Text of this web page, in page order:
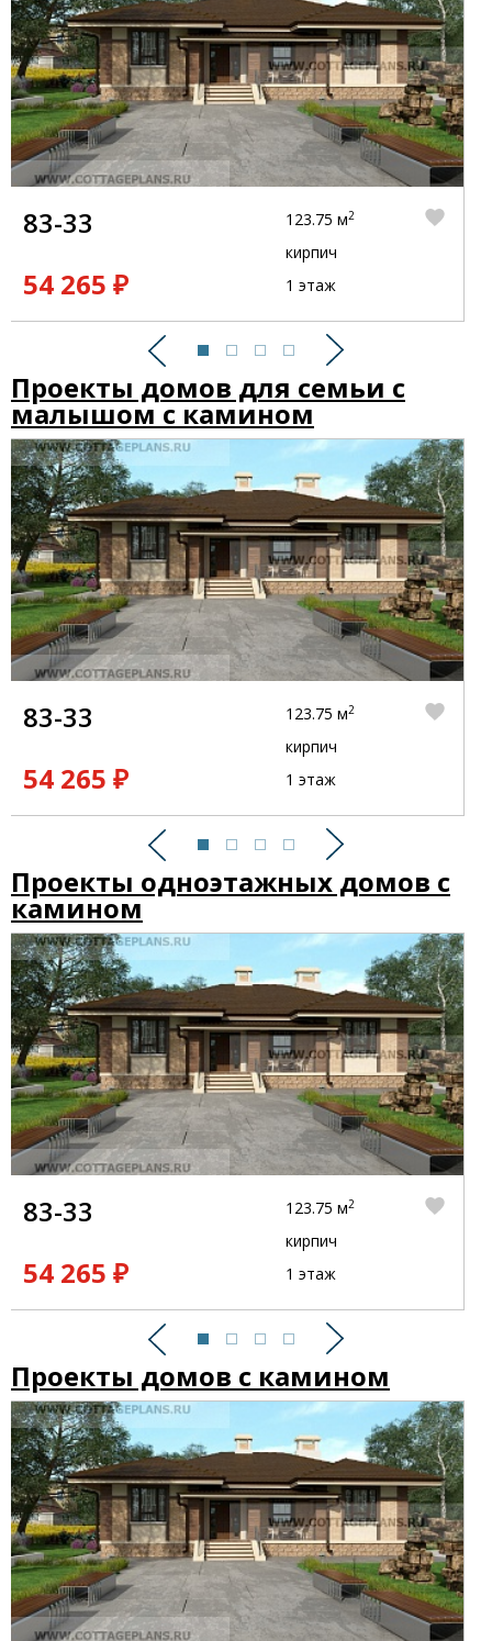
Предыдущий Следующий
83-33
54 265 ₽
123.75 м2
кирпич
1 этаж
Проекты домов для семьи с
малышом с камином
Предыдущий Следующий
83-33
54 265 ₽
123.75 м2
кирпич
1 этаж
Проекты одноэтажных домов с
камином
Предыдущий Следующий
83-33
54 265 ₽
123.75 м2
кирпич
1 этаж
Проекты домов с камином